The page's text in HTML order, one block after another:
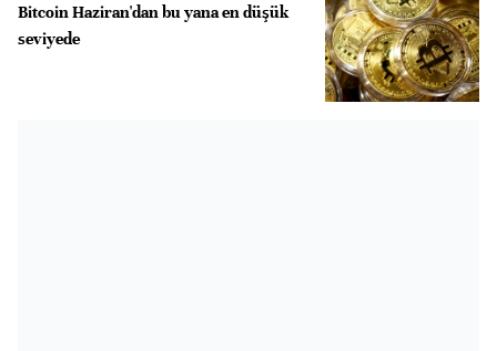
Bitcoin Haziran'dan bu yana en düşük
seviyede